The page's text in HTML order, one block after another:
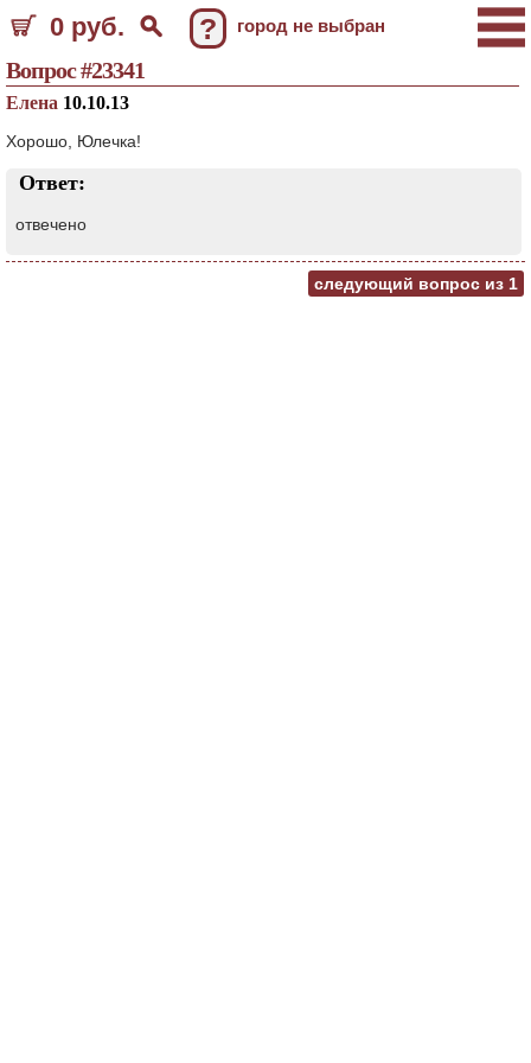
0 руб. ? город не выбран
Вопрос #23341
Елена 10.10.13
Хорошо, Юлечка!
Ответ:
отвечено
следующий вопрос из 1